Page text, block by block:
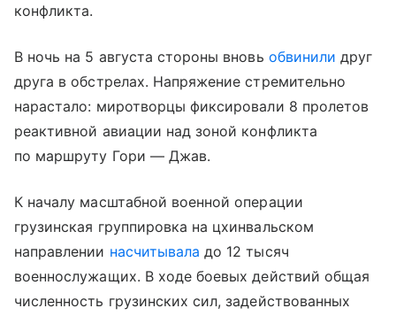
конфликта.
В ночь на 5 августа стороны вновь обвинили друг
друга в обстрелах. Напряжение стремительно
нарастало: миротворцы фиксировали 8 пролетов
реактивной авиации над зоной конфликта
по маршруту Гори — Джав.
К началу масштабной военной операции
грузинская группировка на цхинвальском
направлении насчитывала до 12 тысяч
военнослужащих. В ходе боевых действий общая
численность грузинских сил, задействованных